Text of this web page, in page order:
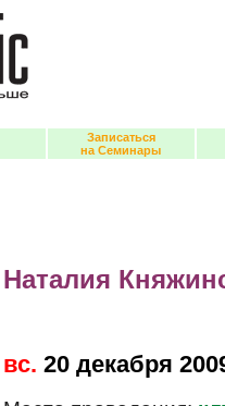
Записаться
на Семинары
Наталия
вс. 20 декабря